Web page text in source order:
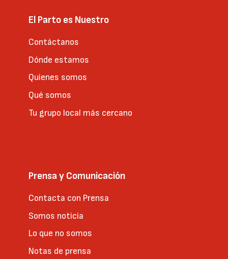
El Parto es Nuestro
Contáctanos
Dónde estamos
Quienes somos
Qué somos
Tu grupo local más cercano
Prensa y Comunicación
Contacta con Prensa
Somos noticia
Lo que no somos
Notas de prensa